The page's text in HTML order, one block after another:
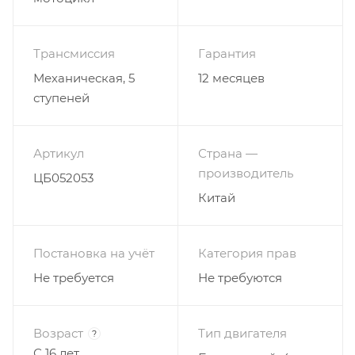
Трансмиссия
Механическая, 5
ступеней
Гарантия
12 месяцев
Артикул
ЦБ052053
Страна —
производитель
Китай
Постановка на учёт
Не требуется
Категория прав
Не требуются
Возраст ?
Тип двигателя